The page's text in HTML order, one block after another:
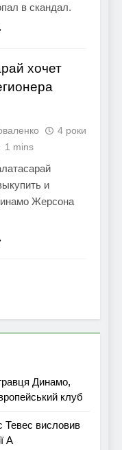
в скандал.
хочет
4 роки
1 mins
и
Жерсона
Динамо,
клуб
Тевес висловив
А